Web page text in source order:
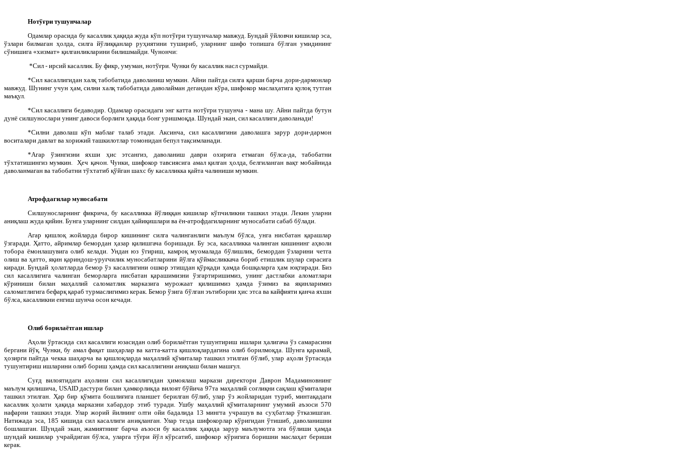
Нотўғри тушунчалар
Одамлар орасида бу касаллик ҳақида жуда кўп нотўғри тушунчалар мавжуд. Бундай ўйловчи кишилар эса,
ўзлари билмаган ҳолда, силга йўлиққанлар руҳиятини тушириб, уларнинг шифо топишга бўлган умидининг
сўнишига «хизмат» қилганликларини билишмайди. Чунончи:
*Сил - ирсий касаллик. Бу фикр, умуман, нотўғри. Чунки бу касаллик насл сурмайди.
*Сил касаллигидан халқ табобатида даволаниш мумкин. Айни пайтда силга қарши барча дори-дармонлар
мавжуд. Шунинг учун ҳам, силни халқ табобатида даволайман дегандан кўра, шифокор маслаҳатига қулоқ тутган
маъқул.
*Сил касаллиги бедаводир. Одамлар орасидаги энг катта нотўғри тушунча - мана шу. Айни пайтда бутун
дунё силшунослари унинг давоси борлиги ҳақида бонг уришмоқда. Шундай экан, сил касаллиги даволанади!
*Силни даволаш кўп маблағ талаб этади. Аксинча, сил касаллигини даволашга зарур дори-дармон
воситалари давлат ва хорижий ташкилотлар томонидан бепул тақсимланади.
*Агар ўзингизни яхши ҳис этсангиз, даволаниш даври охирига етмаган бўлса-да, табобатни
тўхтатишингиз мумкин. Ҳеч қачон. Чунки, шифокор тавсиясига амал қилган ҳолда, белгиланган вақт мобайнида
даволанмаган ва табобатни тўхтатиб қўйган шахс бу касалликка қайта чалиниши мумкин.
Атрофдагилар муносабати
Силшуносларнинг фикрича, бу касалликка йўлиққан кишилар кўпчиликни ташкил этади. Лекин уларни
аниқлаш жуда қийин. Бунга уларнинг силдан ҳайиқишлари ва ён-атрофдагиларнинг муносабати сабаб бўлади.
Агар қишлоқ жойларда бирор кишининг силга чалинганлиги маълум бўлса, унга нисбатан қарашлар
ўзгаради. Ҳатто, айримлар бемордан ҳазар қилишгача боришади. Бу эса, касалликка чалинган кишининг аҳволи
тобора ёмонлашувига олиб келади. Ундан юз ўгириш, камроқ муомалада бўлишлик, бемордан ўзларини четга
олиш ва ҳатто, яқин қариндош-уруғчилик муносабатларини йўлга қўймасликкача бориб етишлик шулар сирасига
киради. Бундай ҳолатларда бемор ўз касаллигини ошкор этишдан қўрқади ҳамда бошқаларга ҳам юқтиради. Биз
сил касаллигига чалинган беморларга нисбатан қарашимизни ўзгартиришимиз, унинг дастлабки аломатлари
кўриниши билан маҳаллий саломатлик марказига мурожаат қилишимиз ҳамда ўзимиз ва яқинларимиз
саломатлигига бефарқ қараб турмаслигимиз керак. Бемор ўзига бўлган эътиборни ҳиcэтса ва кайфияти қанча яхши
бўлса, касалликни енгиш шунча осон кечади.
Олиб борилаётган ишлар
Аҳоли ўртасида сил касаллиги юзасидан олиб борилаётган тушунтириш ишлари ҳалигача ўз самарасини
бергани йўқ. Чунки, бу амал фақат шаҳарлар ва катта-катта қишлоқлардагина олиб борилмоқда. Шунга қарамай,
ҳозирги пайтда чекка шаҳарча ва қишлоқларда маҳаллий қўмиталар ташкил этилган бўлиб, улар аҳоли ўртасида
тушунтириш ишларини олиб бориш ҳамда сил касаллигини аниқлаш билан машғул.
Суғд вилоятидаги аҳолини сил касаллигидан ҳимоялаш маркази директори Даврон Мадаминовнинг
маълум қилишича, USAIDдастури билан ҳамкорликда вилоят бўйича 97та маҳаллий соғлиқни сақлаш қўмиталари
ташкил этилган. Ҳар бир қўмита бошлиғига планшет берилган бўлиб, улар ўз жойларидан туриб, минтақадаги
касаллик ҳолати ҳақида марказни хабардор этиб туради. Ушбу маҳаллий қўмиталарнинг умумий аъзоси 570
нафарни ташкил этади. Улар жорий йилнинг олти ойи бадалида 13 мингта учрашув ва суҳбатлар ўтказишган.
Натижада эса, 185 кишида сил касаллиги аниқланган. Улар тезда шифокорлар кўригидан ўтишиб, даволанишни
бошлашган. Шундай экан, жамиятнинг барча аъзоси бу касаллик ҳақида зарур маълумотга эга бўлиши ҳамда
шундай кишилар учрайдиган бўлса, уларга тўғри йўл кўрсатиб, шифокор кўригига боришни маслаҳат бериши
керак.